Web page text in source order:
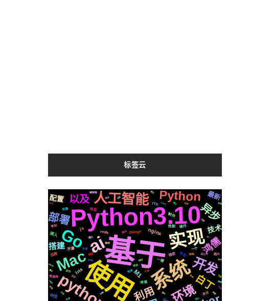
标签云
基于
使用
Python3.10
系统
ai 实现
Go
Mac
人工智能
开发
环境
Python
部署 异步
以及
利用
白丁
鸿儒
搭建
技术
配置 最新
M1
nginx
js
Iris
接入
中文
Django
平台
一键
redis
结合
苹果
性能
开源
操作
制作
一个
并且
应用
TTS
图片
数据库
复刻
支付
克隆
api
前后
检测
编辑器
微软
国内
记录
编程
通过
svg
生成
结构 运行
音色
芯片 各种
存储 遇到
统一
CSS3
github
切换
动画
爬虫
属于
情况
协议
聊天
合成
页面
https
简历
快速
布局
识别
集群
可用
声音
机制
社交